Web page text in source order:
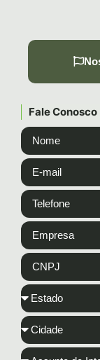
Fale Conosco